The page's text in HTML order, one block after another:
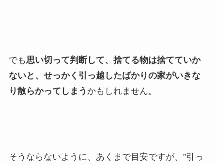
でも思い切って判断して、捨てる物は捨てていか
ないと、せっかく引っ越したばかりの家がいきな
り散らかってしまう かもしれません。
そうならないように、あくまで目安ですが、”引っ